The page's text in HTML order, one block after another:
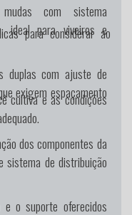
com sistema
ideal para viveiros e
duplas com ajuste de
exigem espaçamento
para considerar ao
cultiva e as condições
dos componentes da
sistema de distribuição
o suporte oferecidos